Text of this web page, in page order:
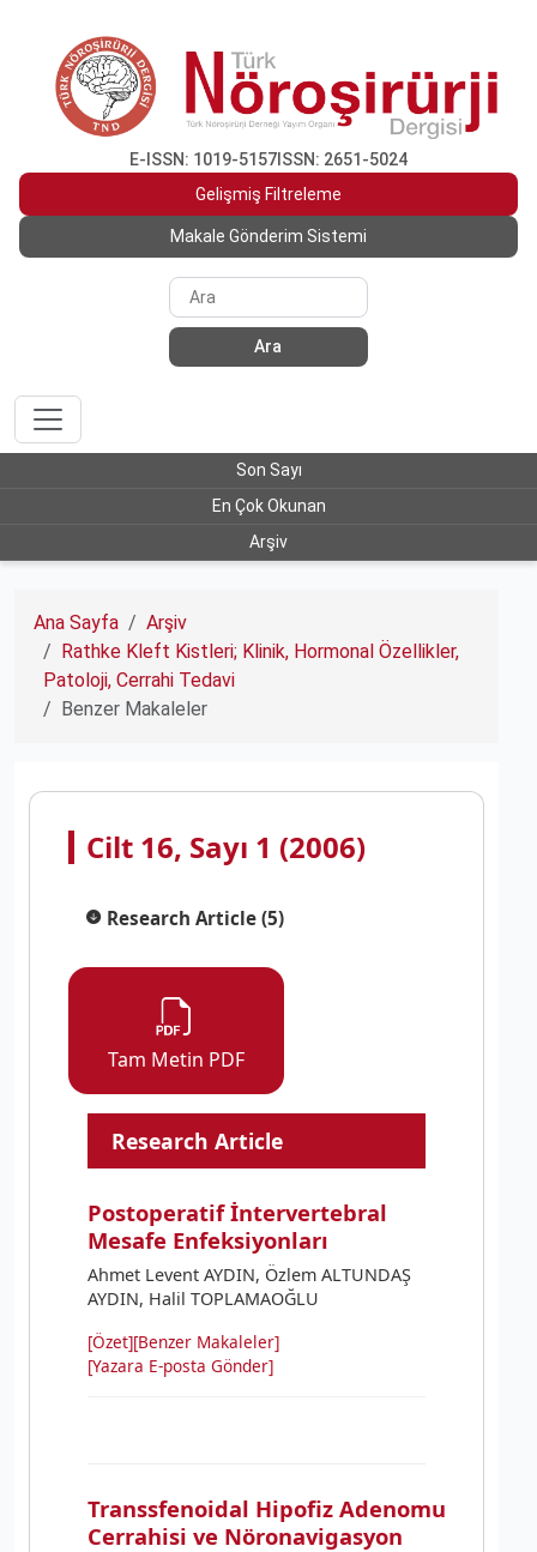
E-ISSN: 1019-5157 ISSN: 2651-5024
Gelişmiş Filtreleme
Makale Gönderim Sistemi
Ara
Son Sayı
En Çok Okunan
Arşiv
Ana Sayfa
Arşiv
Rathke Kleft Kistleri; Klinik, Hormonal Özellikler,
Patoloji, Cerrahi Tedavi
Benzer Makaleler
Cilt 16, Sayı 1 (2006)
Research Article (5)
Tam Metin PDF
Research Article
Postoperatif İntervertebral
Mesafe Enfeksiyonları
Ahmet Levent AYDIN, Özlem ALTUNDAŞ
AYDIN, Halil TOPLAMAOĞLU
[Özet][Benzer Makaleler]
[Yazara E-posta Gönder]
Transsfenoidal Hipofiz Adenomu
Cerrahisi ve Nöronavigasyon